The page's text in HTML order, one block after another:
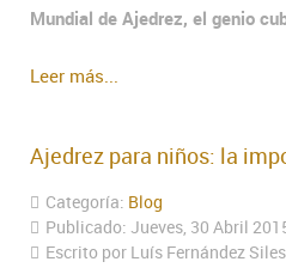
Mundial de Ajedrez, el genio
Leer más...
Ajedrez para niños: la
Categoría: Blog
Publicado: Jueves, 30 Abril
Escrito por Luís Fernández Siles